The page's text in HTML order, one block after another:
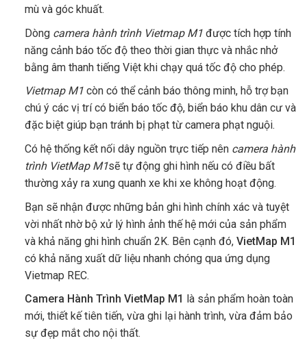
mù và góc khuất.
Dòng camera hành trình Vietmap M1 được tích hợp tính
năng cảnh báo tốc độ theo thời gian thực và nhắc nhở
bằng âm thanh tiếng Việt khi chạy quá tốc độ cho phép.
Vietmap M1 còn có thể cảnh báo thông minh, hỗ trợ bạn
chú ý các vị trí có biển báo tốc độ, biển báo khu dân cư và
đặc biệt giúp bạn tránh bị phạt từ camera phạt nguội.
Có hệ thống kết nối dây nguồn trực tiếp nên camera hành
trình VietMap M1sẽ tự động ghi hình nếu có điều bất
thường xảy ra xung quanh xe khi xe không hoạt động.
Bạn sẽ nhận được những bản ghi hình chính xác và tuyệt
vời nhất nhờ bộ xử lý hình ảnh thế hệ mới của sản phẩm
và khả năng ghi hình chuẩn 2K. Bên cạnh đó,VietMap M1
có khả năng xuất dữ liệu nhanh chóng qua ứng dụng
Vietmap REC.
Camera Hành Trình VietMap M1
là sản phẩm hoàn toàn
mới, thiết kế tiên tiến, vừa ghi lại hành trình, vừa đảm bảo
sự đẹp mắt cho nội thất.